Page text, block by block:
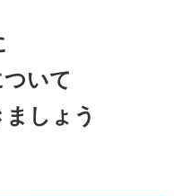
ついて
しょう